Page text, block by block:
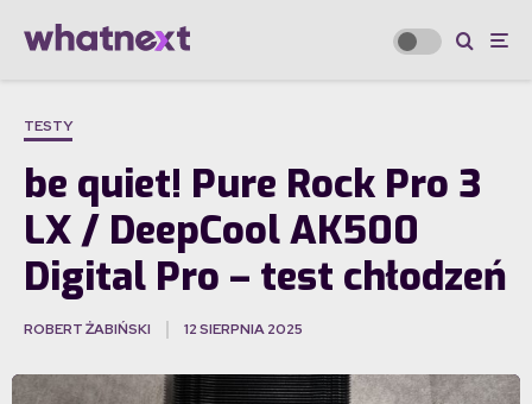
TESTY
be quiet! Pure Rock Pro 3
LX / DeepCool AK500
Digital Pro – test chłodzeń
ROBERT ŻABIŃSKI 12 SIERPNIA 2025